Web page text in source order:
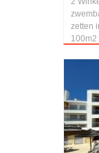
zetten
100m2